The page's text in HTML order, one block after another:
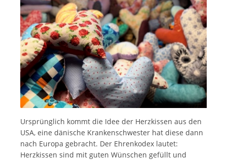
Ursprünglich kommt die Idee der Herzkissen aus den
USA, eine dänische Krankenschwester hat diese dann
nach Europa gebracht. Der Ehrenkodex lautet:
Herzkissen sind mit guten Wünschen gefüllt und